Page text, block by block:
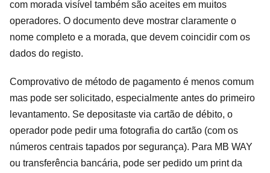
com morada visível também são aceites em muitos
operadores. O documento deve mostrar claramente o
nome completo e a morada, que devem coincidir com os
dados do registo.
Comprovativo de método de pagamento é menos comum
mas pode ser solicitado, especialmente antes do primeiro
levantamento. Se depositaste via cartão de débito, o
operador pode pedir uma fotografia do cartão (com os
números centrais tapados por segurança). Para MB WAY
ou transferência bancária, pode ser pedido um print da